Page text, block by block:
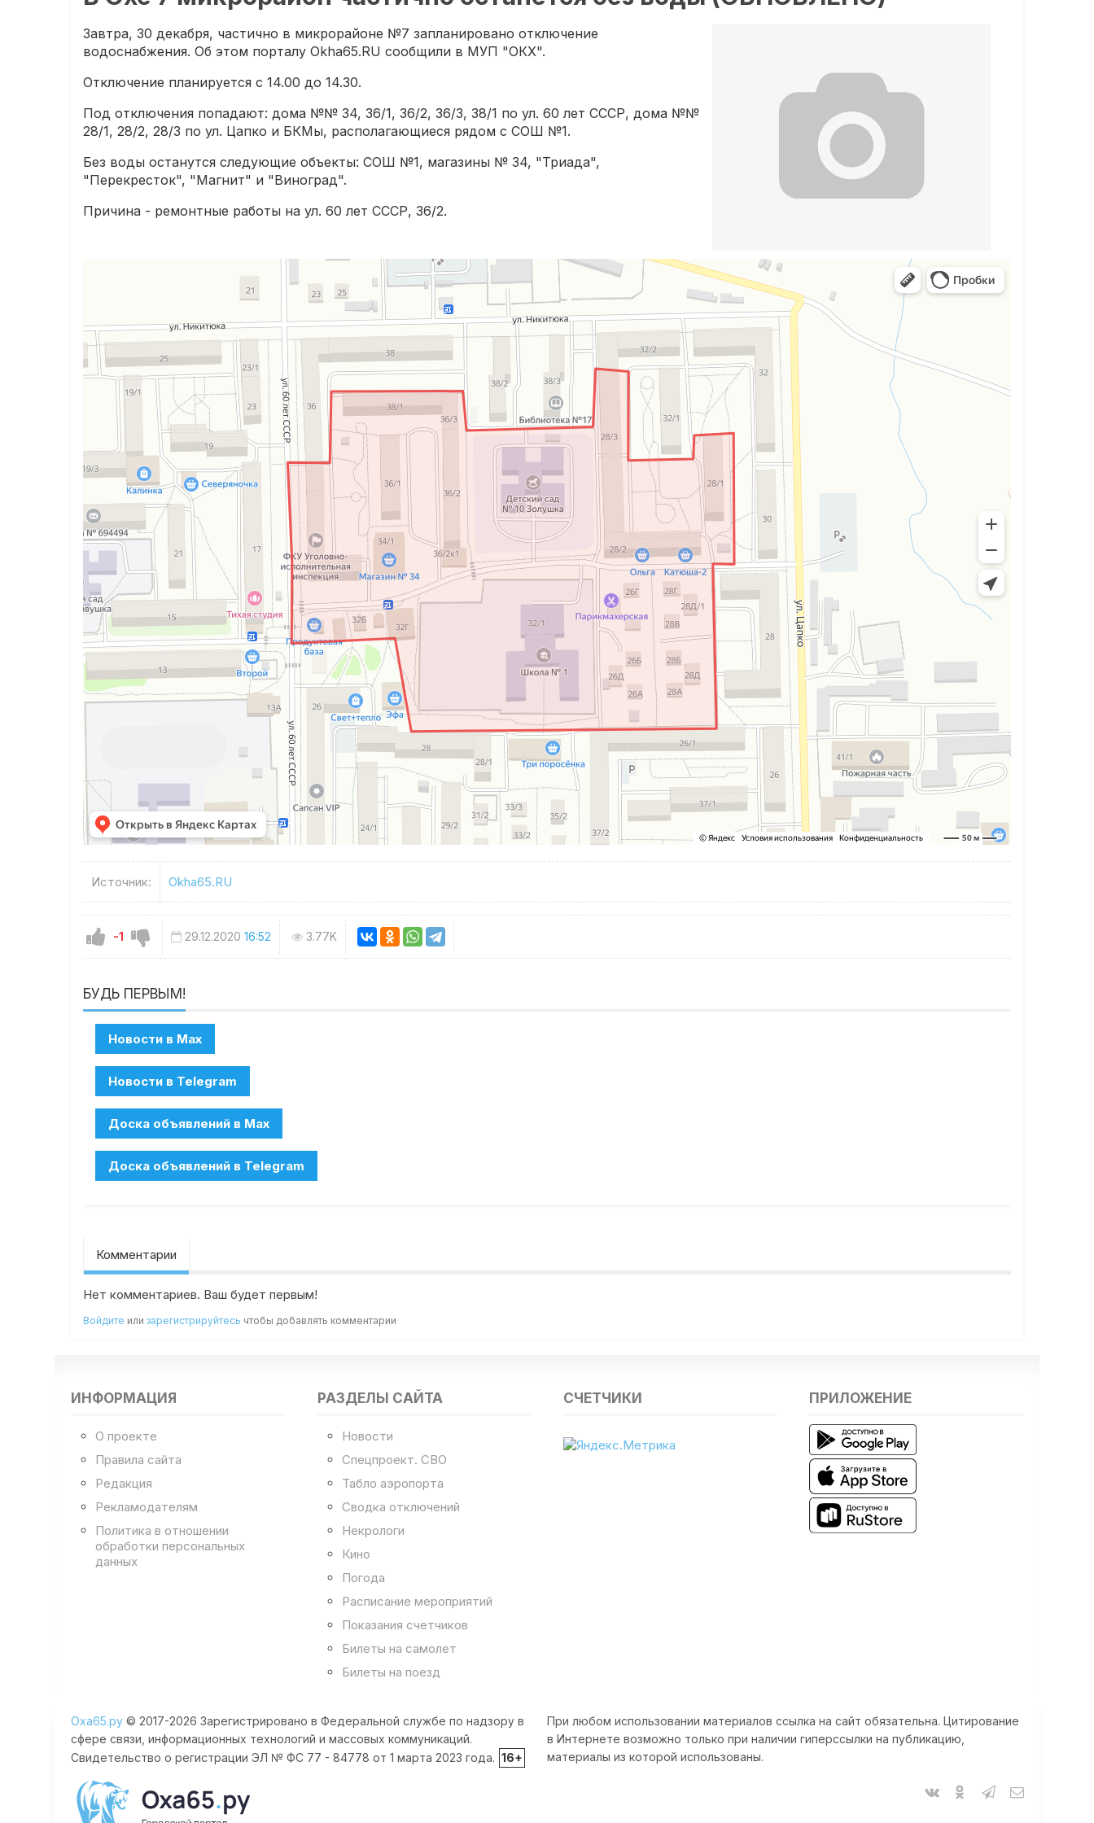
Завтра, 30 декабря, частично в микрорайоне №7 запланировано отключение
водоснабжения. Об этом порталу Okha65.RU сообщили в МУП "ОКХ".
Отключение планируется с 14.00 до 14.30.
Под отключения попадают: дома №№ 34, 36/1, 36/2, 36/3, 38/1 по ул. 60 лет СССР, дома №№
28/1, 28/2, 28/3 по ул. Цапко и БКМы, располагающиеся рядом с СОШ №1.
Без воды останутся следующие объекты: СОШ №1, магазины № 34, "Триада",
"Перекресток", "Магнит" и "Виноград".
Причина - ремонтные работы на ул. 60 лет СССР, 36/2.
Источник: Okha65.RU
-1 29.12.2020 16:52 3.77K
БУДЬ ПЕРВЫМ!
Комментарии
Нет комментариев. Ваш будет первым!
Войдите илизарегистрируйтесь чтобы добавлять комментарии
ИНФОРМАЦИЯ
О проекте
Правила сайта
Редакция
Рекламодателям
Политика в отношении
обработки персональных
данных
РАЗДЕЛЫ САЙТА
Новости
Спецпроект. СВО
Табло аэропорта
Сводка отключений
Некрологи
Кино
Погода
Расписание мероприятий
Показания счетчиков
Билеты на самолет
Билеты на поезд
СЧЕТЧИКИ ПРИЛОЖЕНИЕ
При любом использовании материалов ссылка на сайт обязательна. Цитирование
в Интернете возможно только при наличии гиперссылки на публикацию,
материалы из которой использованы.
Оха65.ру © 2017-2026 Зарегистрировано в Федеральной службе по надзору в
сфере связи, информационных технологий и массовых коммуникаций.
Свидетельство о регистрации ЭЛ № ФС 77 - 84778 от 1 марта 2023 года. 16+